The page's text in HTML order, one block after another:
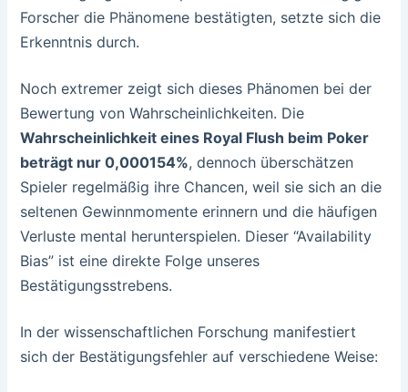
Forscher die Phänomene bestätigten, setzte sich die
Erkenntnis durch.
Noch extremer zeigt sich dieses Phänomen bei der
Bewertung von Wahrscheinlichkeiten. Die
Wahrscheinlichkeit eines Royal Flush beim Poker
beträgt nur 0,000154%, dennoch überschätzen
Spieler regelmäßig ihre Chancen, weil sie sich an die
seltenen Gewinnmomente erinnern und die häufigen
Verluste mental herunterspielen. Dieser “Availability
Bias” ist eine direkte Folge unseres
Bestätigungsstrebens.
In der wissenschaftlichen Forschung manifestiert
sich der Bestätigungsfehler auf verschiedene Weise: